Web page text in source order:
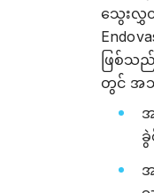
သွေးလွှ
ဖြစ်သ
တွင် အ